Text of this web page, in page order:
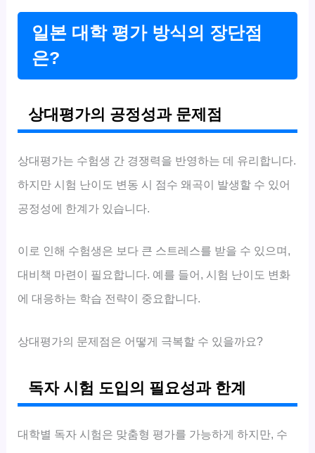
일본 대학 평가 방식의 장단점
은?
상대평가의 공정성과 문제점
상대평가는 수험생 간 경쟁력을 반영하는 데 유리합니다.
하지만 시험 난이도 변동 시 점수 왜곡이 발생할 수 있어
공정성에 한계가 있습니다.
이로 인해 수험생은 보다 큰 스트레스를 받을 수 있으며,
대비책 마련이 필요합니다. 예를 들어, 시험 난이도 변화
에 대응하는 학습 전략이 중요합니다.
상대평가의 문제점은 어떻게 극복할 수 있을까요?
독자 시험 도입의 필요성과 한계
대학별 독자 시험은 맞춤형 평가를 가능하게 하지만, 수